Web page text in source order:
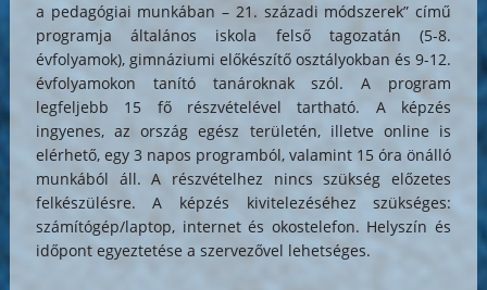
a pedagógiai munkában – 21. századi módszerek” című
programja általános iskola felső tagozatán (5-8.
évfolyamok), gimnáziumi előkészítő osztályokban és 9-12.
évfolyamokon tanító tanároknak szól. A program
legfeljebb 15 fő részvételével tartható. A képzés
ingyenes, az ország egész területén, illetve online is
elérhető, egy 3 napos programból, valamint 15 óra önálló
munkából áll. A részvételhez nincs szükség előzetes
felkészülésre. A képzés kivitelezéséhez szükséges:
számítógép/laptop, internet és okostelefon. Helyszín és
időpont egyeztetése a szervezővel lehetséges.